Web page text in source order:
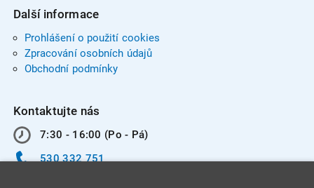
Další informace
Prohlášení o použití cookies
Zpracování osobních údajů
Obchodní podmínky
Kontaktujte nás
7:30 - 16:00 (Po - Pá)
530 332 751